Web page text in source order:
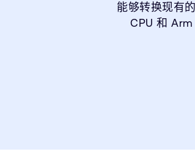
能够转换现有
CPU 和 Arm